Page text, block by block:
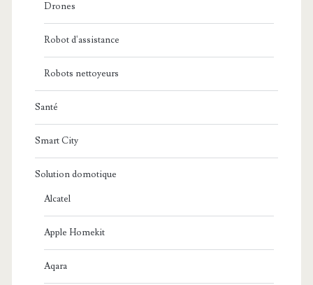
Drones
Robot d'assistance
Robots nettoyeurs
Santé
Smart City
Solution domotique
Alcatel
Apple Homekit
Aqara